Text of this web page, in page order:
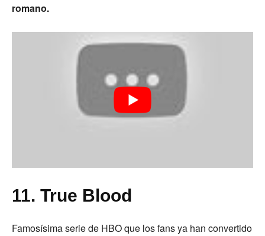
romano.
11. True Blood
Famosísima serie de HBO que los fans ya han convertido